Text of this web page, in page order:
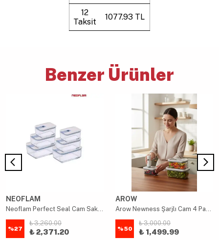
12
Taksit
1077.93 TL
Benzer Ürünler
NEOFLAM
Neoflam Perfect Seal Cam Saklama Seti 6 Parça
%27
₺ 3,260.00
₺ 2,371.20
AROW
Arow Newness Şarjlı Cam 4 Parça Saklama Kabı
%50
₺ 3,000.00
₺ 1,499.99